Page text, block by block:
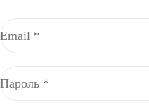
Email *
Пароль *
Обязательно